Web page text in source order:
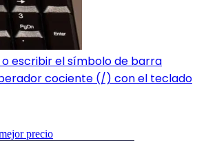
escribir el símbolo de barra
cociente (/) con el teclado
precio